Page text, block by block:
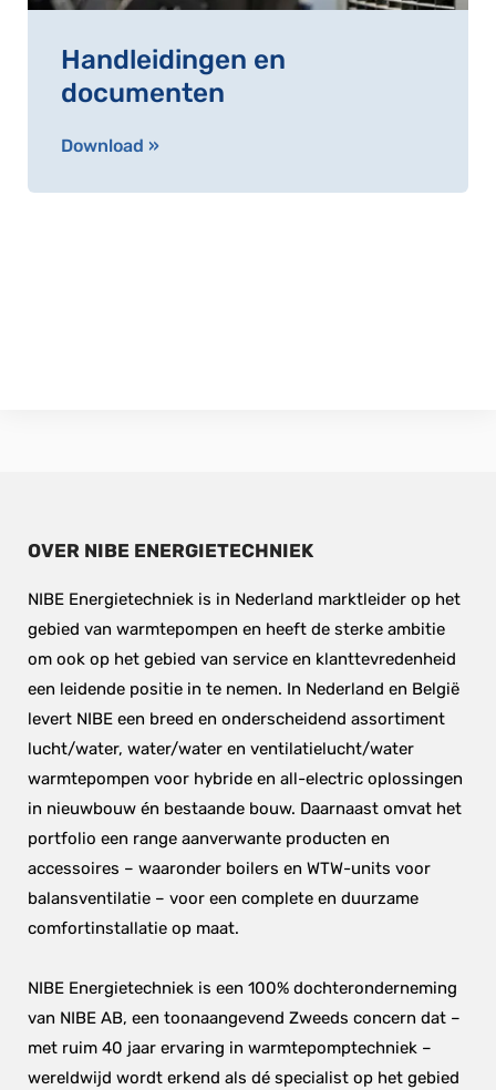
Handleidingen en
documenten
Download »
OVER NIBE ENERGIETECHNIEK
NIBE Energietechniek is in Nederland marktleider op het
gebied van warmtepompen en heeft de sterke ambitie
om ook op het gebied van service en klanttevredenheid
een leidende positie in te nemen. In Nederland en België
levert NIBE een breed en onderscheidend assortiment
lucht/water, water/water en ventilatielucht/water
warmtepompen voor hybride en all-electric oplossingen
in nieuwbouw én bestaande bouw. Daarnaast omvat het
portfolio een range aanverwante producten en
accessoires – waaronder boilers en WTW-units voor
balansventilatie – voor een complete en duurzame
comfortinstallatie op maat.
NIBE Energietechniek is een 100% dochteronderneming
van NIBE AB, een toonaangevend Zweeds concern dat –
met ruim 40 jaar ervaring in warmtepomptechniek –
wereldwijd wordt erkend als dé specialist op het gebied